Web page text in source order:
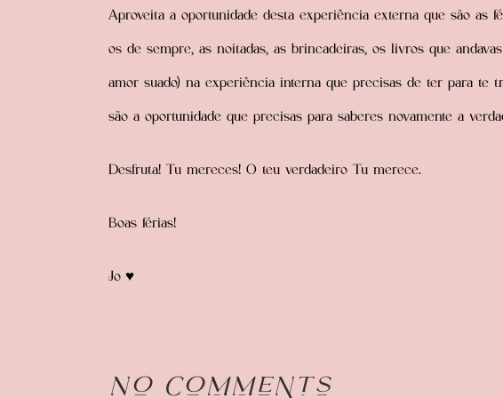
Aproveita a oportunidade desta experiência externa que são as
os de sempre, as noitadas, as brincadeiras, os livros que
amor suado) na experiência interna que precisas de ter para te
são a oportunidade que precisas para saberes novamente a
Desfruta! Tu mereces! O teu verdadeiro Tu merece.
Boas férias!
Jo ♥
No Comments